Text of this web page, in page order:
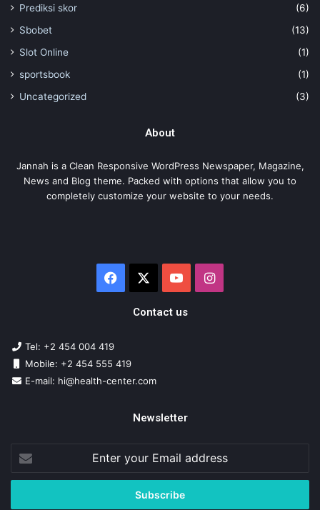
Prediksi skor
(6)
Sbobet
(13)
Slot Online
(1)
sportsbook
(1)
Uncategorized
(3)
About
Jannah is a Clean Responsive WordPress Newspaper, Magazine,
News and Blog theme. Packed with options that allow you to
completely customize your website to your needs.
Facebook YouTubeInstagram
Contact us
Tel: +2 454 004 419
Mobile: +2 454 555 419
E-mail: hi@health-center.com
Newsletter
your
Email